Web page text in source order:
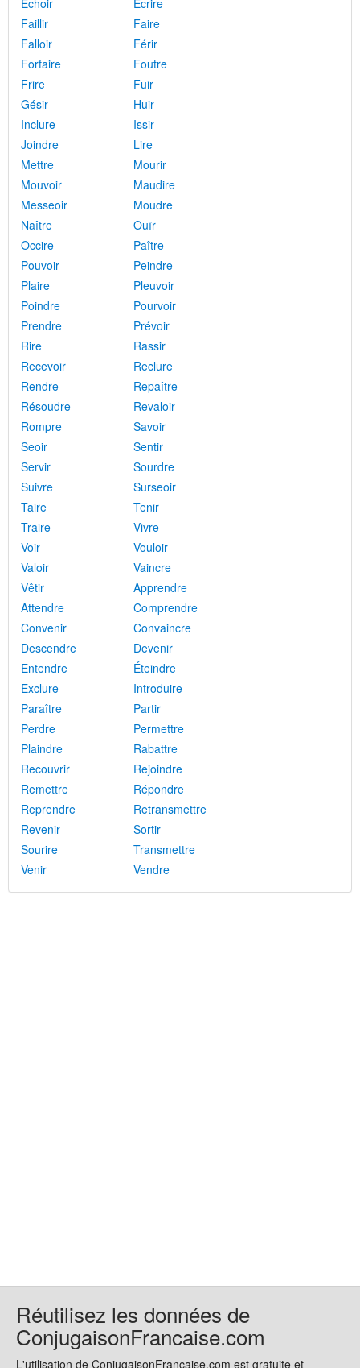
Échoir
Écrire
Faillir
Faire
Falloir
Férir
Forfaire
Foutre
Frire
Fuir
Gésir
Huir
Inclure
Issir
Joindre
Lire
Mettre
Mourir
Mouvoir
Maudire
Messeoir
Moudre
Naître
Ouïr
Occire
Paître
Pouvoir
Peindre
Plaire
Pleuvoir
Poindre
Pourvoir
Prendre
Prévoir
Rire
Rassir
Recevoir
Reclure
Rendre
Repaître
Résoudre
Revaloir
Rompre
Savoir
Seoir
Sentir
Servir
Sourdre
Suivre
Surseoir
Taire
Tenir
Traire
Vivre
Voir
Vouloir
Valoir
Vaincre
Vêtir
Apprendre
Attendre
Comprendre
Convenir
Convaincre
Descendre
Devenir
Entendre
Éteindre
Exclure
Introduire
Paraître
Partir
Perdre
Permettre
Plaindre
Rabattre
Recouvrir
Rejoindre
Remettre
Répondre
Reprendre
Retransmettre
Revenir
Sortir
Sourire
Transmettre
Venir
Vendre
Réutilisez les données de
ConjugaisonFrancaise.com
L'utilisation de ConjugaisonFrancaise.com est gratuite et